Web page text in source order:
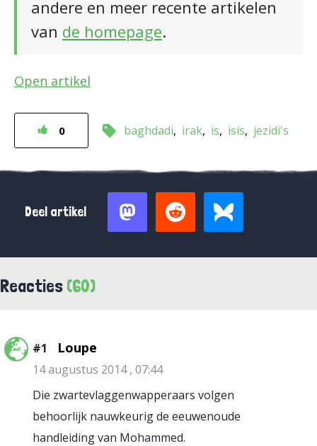
andere en meer recente artikelen
van de homepage.
Open artikel
0 baghdadi irak is isis jezidi's
Deel artikel
Reacties (60)
#1 Loupe
14 augustus 2014 , 07:44
Die zwartevlaggenwapperaars volgen
behoorlijk nauwkeurig de eeuwenoude
handleiding van Mohammed.